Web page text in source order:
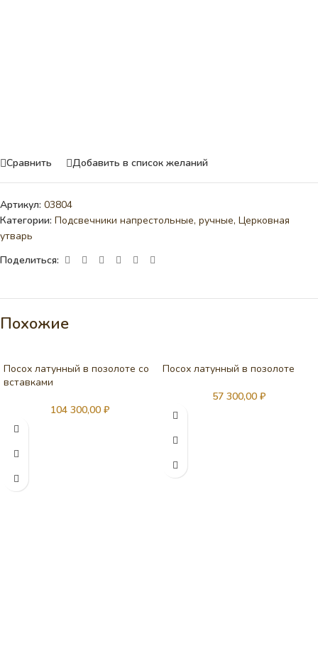
Сравнить Добавить в список желаний
Артикул: 03804
Категории: Подсвечники напрестольные, ручные, Церковная
утварь
Поделиться:
Похожие
Посох латунный в позолоте со
вставками
104 300,00 ₽
Посох латунный в позолоте
57 300,00 ₽